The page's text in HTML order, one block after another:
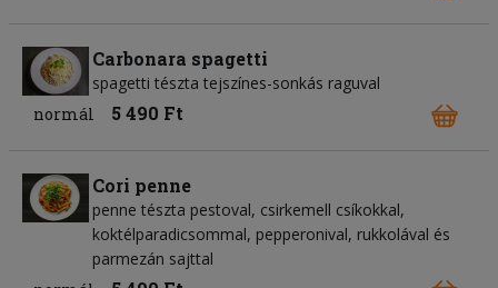
Carbonara spagetti
spagetti tészta tejszínes-sonkás raguval
normál
5 490 Ft
Cori penne
penne tészta pestoval, csirkemell csíkokkal,
koktélparadicsommal, pepperonival, rukkolával és
parmezán sajttal